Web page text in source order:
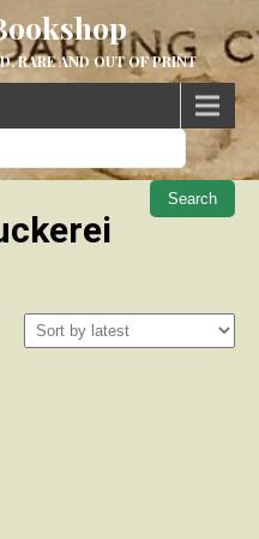
RARE AND OUT OF PRINT
When